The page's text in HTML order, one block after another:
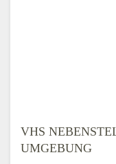
VHS
UMGEBUNG